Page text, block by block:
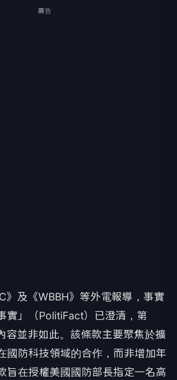
廣告
》及《WBBH》等外電報導，事實
實」（PolitiFact）已澄清，第
容並非如此。該條款主要聚焦於擴
國防科技領域的合作，而非增加年
旨在授權美國國防部長指定一名高